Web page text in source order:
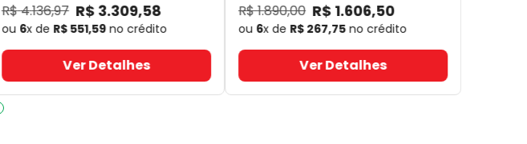
R$4.136,97 R$ 3.309,58
ou 6x de R$ 551,59no crédito
Ver Detalhes
R$1.890,00 R$ 1.606,50
ou 6x de R$ 267,75 no crédito
Ver Detalhes